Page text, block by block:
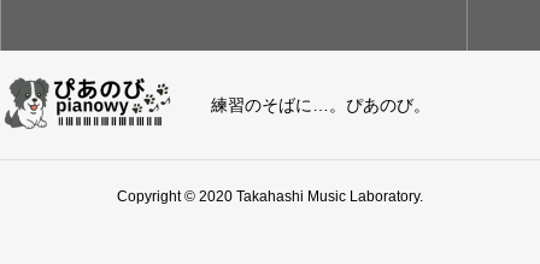
練習のそばに…。ぴあのび。
Copyright © 2020 Takahashi Music Laboratory.